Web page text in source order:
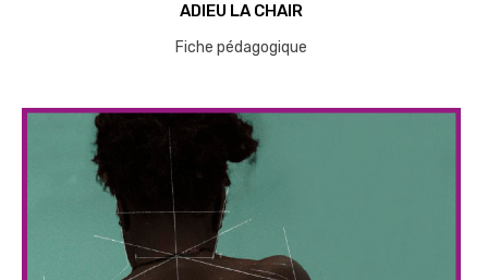
ADIEU LA CHAIR
Fiche pédagogique